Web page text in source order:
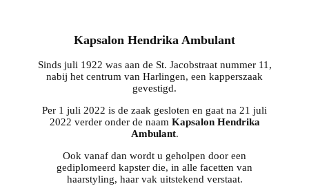
Kapsalon Hendrika Ambulant
Sinds juli 1922 was aan de St. Jacobstraat nummer 11,
nabij het centrum van Harlingen, een kapperszaak
gevestigd.
Per 1 juli 2022 is de zaak gesloten en gaat na 21 juli
2022 verder onder de naam Kapsalon Hendrika
Ambulant.
Ook vanaf dan wordt u geholpen door een
gediplomeerd kapster die, in alle facetten van
haarstyling, haar vak uitstekend verstaat.